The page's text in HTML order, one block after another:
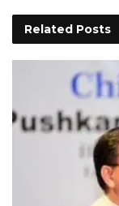
Related Posts